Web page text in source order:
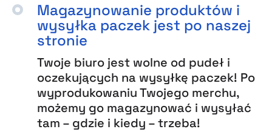
Magazynowanie produktów i
wysyłka paczek jest po naszej
stronie
Twoje biuro jest wolne od pudeł i
oczekujących na wysyłkę paczek! Po
wyprodukowaniu Twojego merchu,
możemy go magazynować i wysyłać
tam – gdzie i kiedy – trzeba!